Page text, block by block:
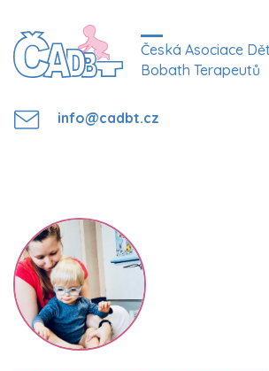
Česká Asociace
Bobath Terapeutů
info@cadbt.cz